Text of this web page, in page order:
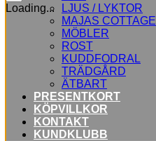
Loading...
LJUS / LYKTOR
MAJAS COTTAGE
MÖBLER
ROST
KUDDFODRAL
TRÄDGÅRD
ÄTBART
PRESENTKORT
KÖPVILLKOR
KONTAKT
KUNDKLUBB